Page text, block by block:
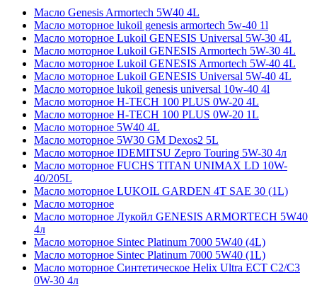
Масло Genesis Armortech 5W40 4L
Масло моторное lukoil genesis armortech 5w-40 1l
Масло моторное Lukoil GENESIS Universal 5W-30 4L
Масло моторное Lukoil GENESIS Armortech 5W-30 4L
Масло моторное Lukoil GENESIS Armortech 5W-40 4L
Масло моторное Lukoil GENESIS Universal 5W-40 4L
Масло моторное lukoil genesis universal 10w-40 4l
Масло моторное H-TECH 100 PLUS 0W-20 4L
Масло моторное H-TECH 100 PLUS 0W-20 1L
Масло моторное 5W40 4L
Масло моторное 5W30 GM Dexos2 5L
Масло моторное IDEMITSU Zepro Touring 5W-30 4л
Масло моторное FUCHS TITAN UNIMAX LD 10W-
40/205L
Масло моторное LUKOIL GARDEN 4Т SAE 30 (1L)
Масло моторное
Масло моторное Лукойл GENESIS ARMORTECH 5W40
4л
Масло моторное Sintec Platinum 7000 5W40 (4L)
Масло моторное Sintec Platinum 7000 5W40 (1L)
Масло моторное Синтетическое Helix Ultra ECT C2/C3
0W-30 4л